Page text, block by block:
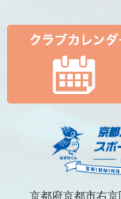
京都府京都市右